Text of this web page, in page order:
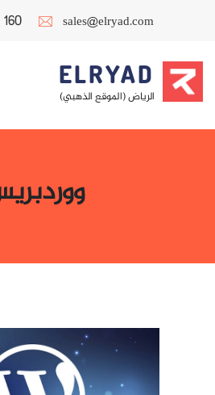
sales@elryad.com
ELRYAD
الرياض (الموقع الذهبي)